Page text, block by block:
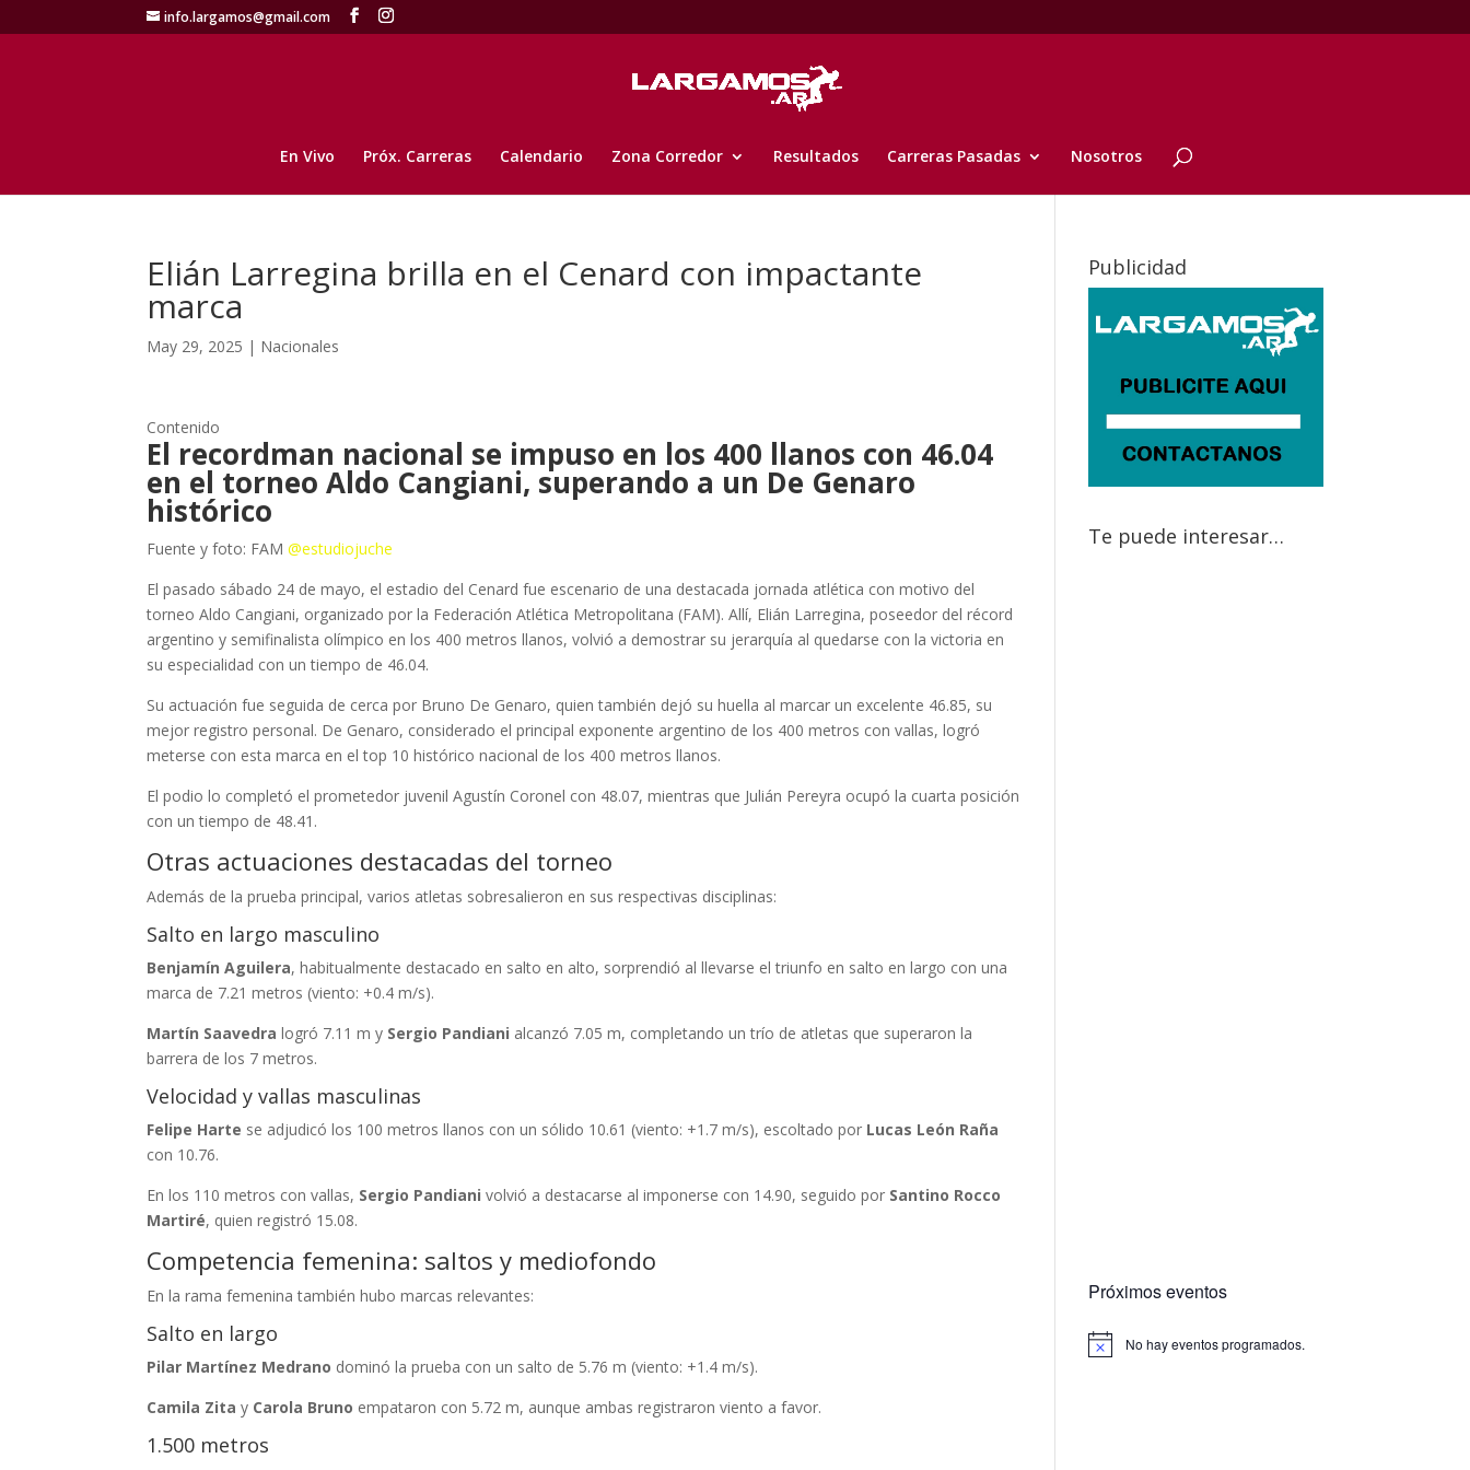
info.largamos@gmail.com
En Vivo Próx. Carreras Calendario Zona Corredor Resultados Carreras Pasadas Nosotros
Elián Larregina brilla en el Cenard con impactante
marca
May 29, 2025 | Nacionales
Contenido
El recordman nacional se impuso en los 400 llanos con 46.04
en el torneo Aldo Cangiani, superando a un De Genaro
histórico
Fuente y foto: FAM@estudiojuche
El pasado sábado 24 de mayo, el estadio del Cenard fue escenario de una destacada jornada atlética con motivo del
torneo Aldo Cangiani, organizado por la Federación Atlética Metropolitana (FAM). Allí, Elián Larregina, poseedor del récord
argentino y semifinalista olímpico en los 400 metros llanos, volvió a demostrar su jerarquía al quedarse con la victoria en
su especialidad con un tiempo de 46.04.
Su actuación fue seguida de cerca por Bruno De Genaro, quien también dejó su huella al marcar un excelente 46.85, su
mejor registro personal. De Genaro, considerado el principal exponente argentino de los 400 metros con vallas, logró
meterse con esta marca en el top 10 histórico nacional de los 400 metros llanos.
El podio lo completó el prometedor juvenil Agustín Coronel con 48.07, mientras que Julián Pereyra ocupó la cuarta posición
con un tiempo de 48.41.
Otras actuaciones destacadas del torneo
Además de la prueba principal, varios atletas sobresalieron en sus respectivas disciplinas:
Salto en largo masculino
Benjamín Aguilera, habitualmente destacado en salto en alto, sorprendió al llevarse el triunfo en salto en largo con una
marca de 7.21 metros (viento: +0.4 m/s).
Martín Saavedra logró 7.11 m y Sergio Pandiani alcanzó 7.05 m, completando un trío de atletas que superaron la
barrera de los 7 metros.
Velocidad y vallas masculinas
Felipe Harte se adjudicó los 100 metros llanos con un sólido 10.61 (viento: +1.7 m/s), escoltado por Lucas León Raña
con 10.76.
En los 110 metros con vallas, Sergio Pandiani volvió a destacarse al imponerse con 14.90, seguido por Santino Rocco
Martiré, quien registró 15.08.
Competencia femenina: saltos y mediofondo
En la rama femenina también hubo marcas relevantes:
Salto en largo
Pilar Martínez Medrano dominó la prueba con un salto de 5.76 m (viento: +1.4 m/s).
Camila Zita y Carola Bruno empataron con 5.72 m, aunque ambas registraron viento a favor.
1.500 metros
Publicidad
Te puede interesar…
Próximos eventos
No hay eventos programados.